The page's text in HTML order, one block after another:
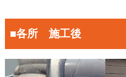
■各所 施工後